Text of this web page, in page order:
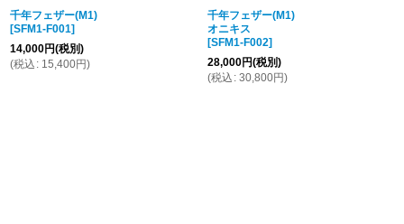
千年フェザー(M1)
[SFM1-F001]
14,000円(税別)
(税込 : 15,400円)
千年フェザー(M1)
オニキス
[SFM1-F002]
28,000円(税別)
(税込 : 30,800円)